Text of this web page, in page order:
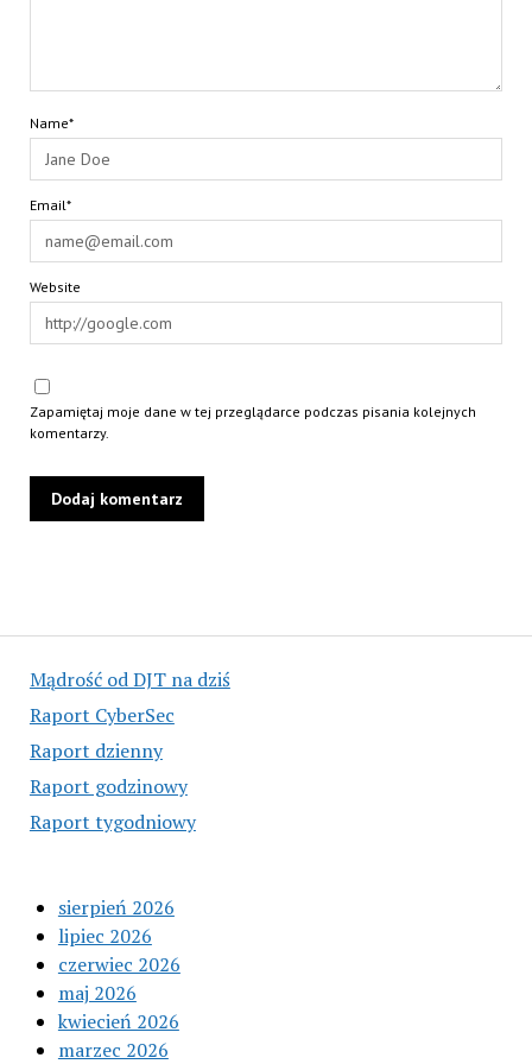
Mądrość od DJT na dziś
Raport CyberSec
Raport dzienny
Raport godzinowy
Raport tygodniowy
sierpień 2026
lipiec 2026
czerwiec 2026
maj 2026
kwiecień 2026
marzec 2026
Name*
Email*
Website
Zapamiętaj moje dane w tej przeglądarce podczas pisania kolejnych
komentarzy.